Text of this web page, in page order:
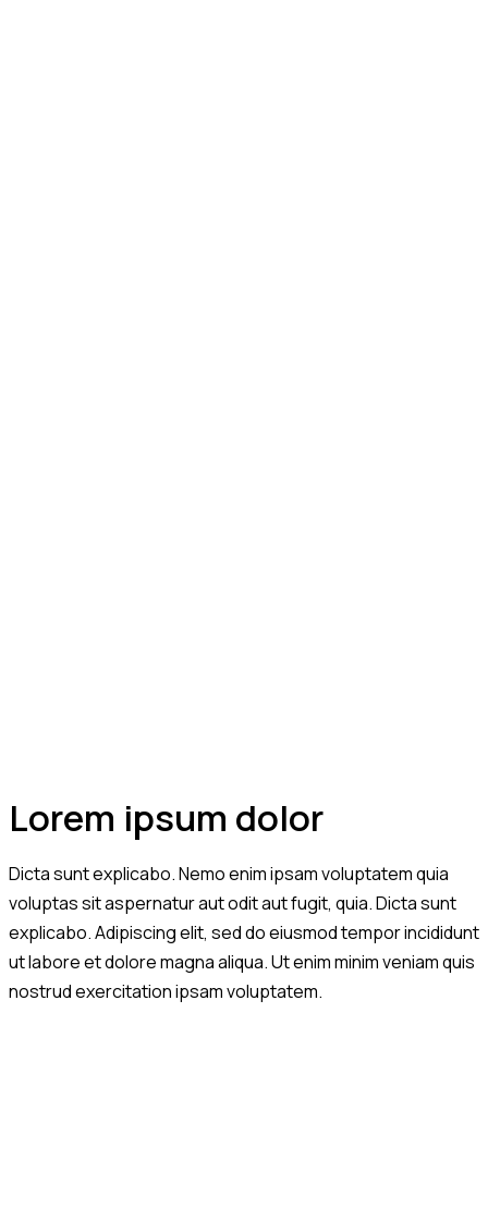
Lorem ipsum dolor
Dicta sunt explicabo. Nemo enim ipsam voluptatem quia
voluptas sit aspernatur aut odit aut fugit, quia. Dicta sunt
explicabo. Adipiscing elit, sed do eiusmod tempor incididunt
ut labore et dolore magna aliqua. Ut enim minim veniam quis
nostrud exercitation ipsam voluptatem.